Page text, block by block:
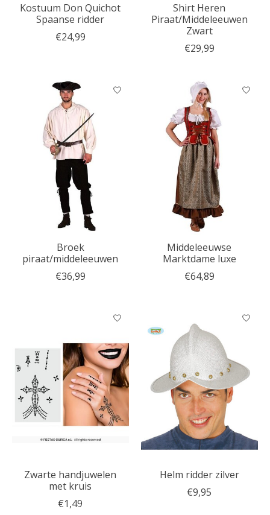
Kostuum Don Quichot
Spaanse ridder
€24,99
Shirt Heren
Piraat/Middeleeuwen
Zwart
€29,99
Broek
piraat/middeleeuwen
€36,99
Middeleeuwse
Marktdame luxe
€64,89
Zwarte handjuwelen
met kruis
€1,49
Helm ridder zilver
€9,95